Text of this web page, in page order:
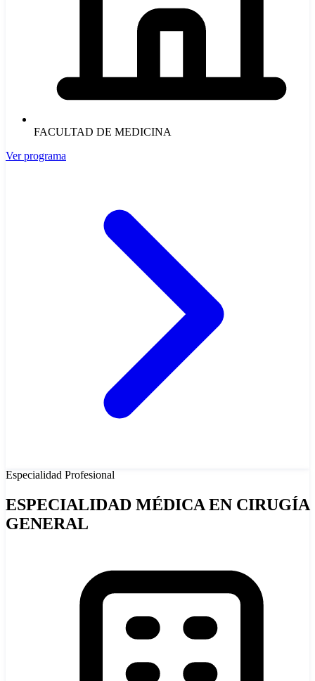
FACULTAD DE MEDICINA
Ver programa
Especialidad Profesional
ESPECIALIDAD MÉDICA EN CIRUGÍA
GENERAL